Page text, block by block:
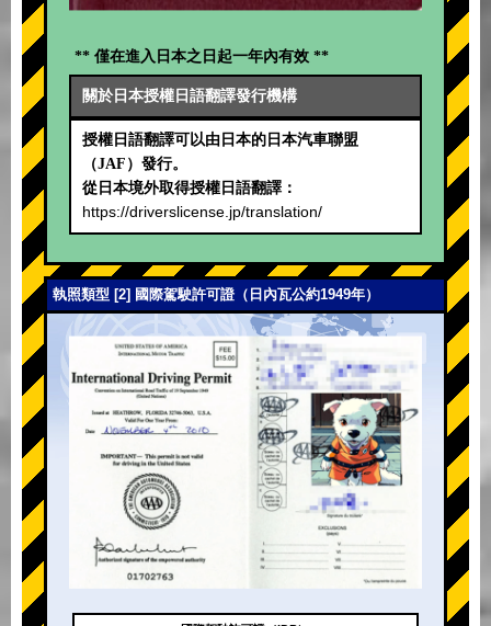
** 僅在進入日本之日起一年內有效 **
關於日本授權日語翻譯發行機構
授權日語翻譯可以由日本的日本汽車聯盟
（JAF）發行。
從日本境外取得授權日語翻譯：
https://driverslicense.jp/translation/
執照類型 [2] 國際駕駛許可證（日內瓦公約1949年）